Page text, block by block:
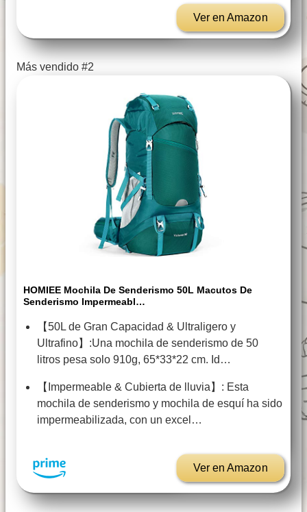
Ver en Amazon
Más vendido #2
HOMIEE Mochila De Senderismo 50L Macutos De
Senderismo Impermeabl…
【50L de Gran Capacidad & Ultraligero y
Ultrafino】:Una mochila de senderismo de 50
litros pesa solo 910g, 65*33*22 cm. Id…
【Impermeable & Cubierta de lluvia】: Esta
mochila de senderismo y mochila de esquí ha sido
impermeabilizada, con un excel…
Ver en Amazon